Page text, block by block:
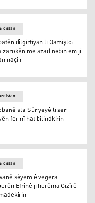
girtiyan in
zarokên me azad
dîlgirtiyan li Qamişlo:
zarokên me azad nebin em ji
naçin
fermî hat bilindkirin
ala Sûriyeyê li ser
fermî hat bilindkirin
sêyem ê vegera
Efrînê ji herêma Cizîrê